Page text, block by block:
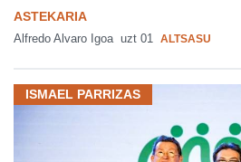
ASTEKARIA
Alfredo Alvaro Igoa uzt 01 ALTSASU
ISMAEL PARRIZAS